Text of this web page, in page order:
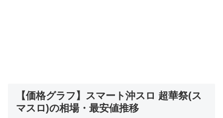
【価格グラフ】スマート沖スロ 超華祭(ス
マスロ)の相場・最安値推移